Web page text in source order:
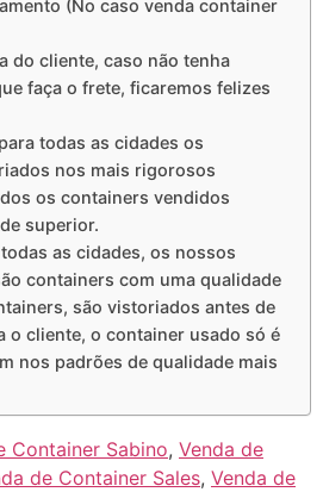
(No caso venda container
do cliente, caso não tenha
faça o frete, ficaremos felizes
todas as cidades os
nos mais rigorosos
os containers vendidos
superior.
as cidades, os nossos
containers com uma qualidade
são vistoriados antes de
o cliente, o container usado só é
nos padrões de qualidade mais
Container Sabino, Venda de
de Container Sales, Venda de